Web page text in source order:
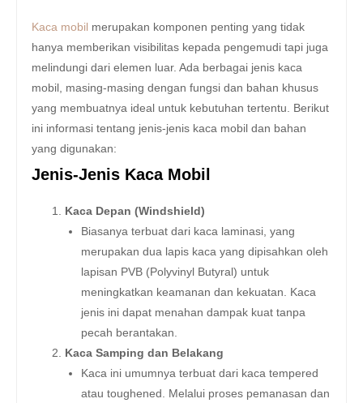
Kaca mobil merupakan komponen penting yang tidak
hanya memberikan visibilitas kepada pengemudi tapi juga
melindungi dari elemen luar. Ada berbagai jenis kaca
mobil, masing-masing dengan fungsi dan bahan khusus
yang membuatnya ideal untuk kebutuhan tertentu. Berikut
ini informasi tentang jenis-jenis kaca mobil dan bahan
yang digunakan:
Jenis-Jenis Kaca Mobil
Kaca Depan (Windshield)
Biasanya terbuat dari kaca laminasi, yang
merupakan dua lapis kaca yang dipisahkan oleh
lapisan PVB (Polyvinyl Butyral) untuk
meningkatkan keamanan dan kekuatan. Kaca
jenis ini dapat menahan dampak kuat tanpa
pecah berantakan.
Kaca Samping dan Belakang
Kaca ini umumnya terbuat dari kaca tempered
atau toughened. Melalui proses pemanasan dan